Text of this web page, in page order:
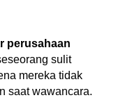
perusahaan
sulit
mereka tidak
saat wawancara.